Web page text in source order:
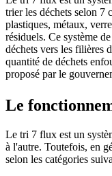
trier les déchets selon 7
plastiques, métaux,
résiduels. Ce système
déchets vers les filières
quantité de déchets
proposé par le
Le
Le tri 7 flux est un
à l'autre. Toutefois, en
selon les catégories